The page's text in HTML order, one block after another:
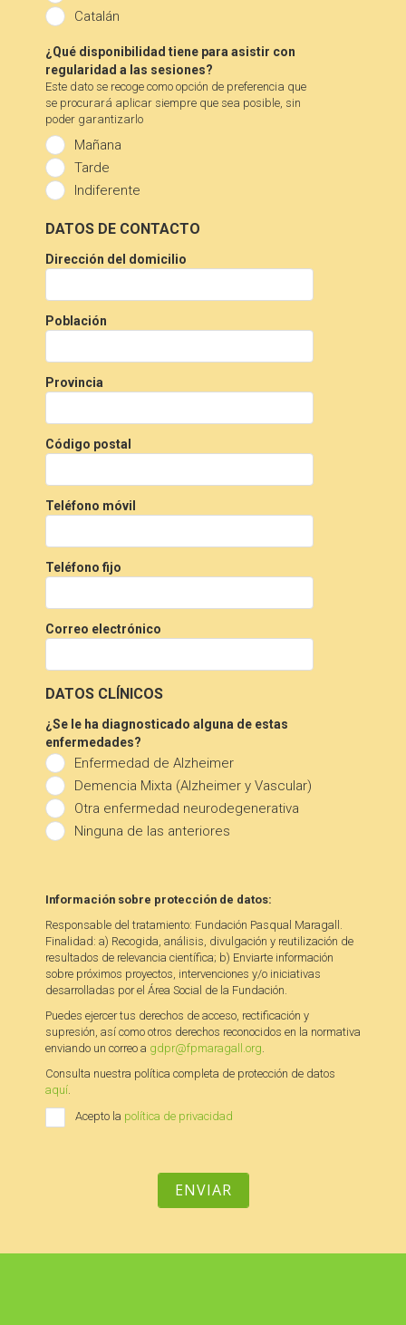
Catalán
¿Qué disponibilidad tiene para asistir con
regularidad a las sesiones?
Este dato se recoge como opción de preferencia que
se procurará aplicar siempre que sea posible, sin
poder garantizarlo
Mañana
Tarde
Indiferente
DATOS DE CONTACTO
Dirección del domicilio
Población
Provincia
Código postal
Teléfono móvil
Teléfono fijo
Correo electrónico
DATOS CLÍNICOS
¿Se le ha diagnosticado alguna de estas
enfermedades?
Enfermedad de Alzheimer
Demencia Mixta (Alzheimer y Vascular)
Otra enfermedad neurodegenerativa
Ninguna de las anteriores
Información sobre protección de datos:
Responsable del tratamiento: Fundación Pasqual Maragall.
Finalidad: a) Recogida, análisis, divulgación y reutilización de
resultados de relevancia científica; b) Enviarte información
sobre próximos proyectos, intervenciones y/o iniciativas
desarrolladas por el Área Social de la Fundación.
Puedes ejercer tus derechos de acceso, rectificación y
supresión, así como otros derechos reconocidos en la normativa
enviando un correo a gdpr@fpmaragall.org
Consulta nuestra política completa de protección de datos
aquí
Acepto la política de privacidad
ENVIAR